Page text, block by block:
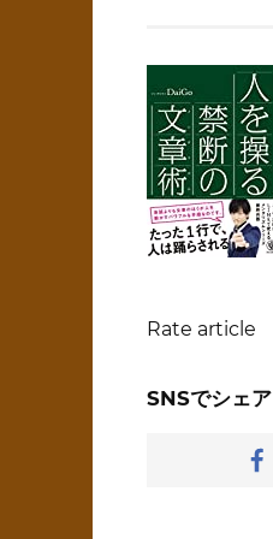
Rate article
SNSでシェア